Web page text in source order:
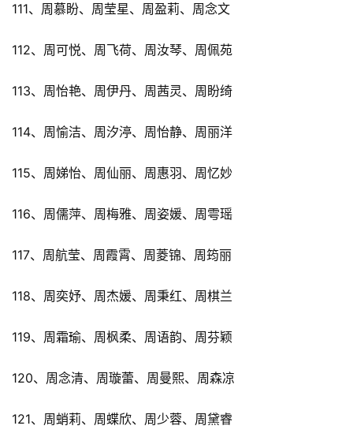
111、周慕盼、周莹星、周盈莉、周念文
112、周可悦、周飞荷、周汝琴、周佩苑
113、周怡艳、周伊丹、周茜灵、周盼绮
114、周愉洁、周汐渟、周怡静、周丽洋
115、周娣怡、周仙丽、周惠羽、周忆妙
116、周儒萍、周梅雅、周姿媛、周雩瑶
117、周航莹、周霞霄、周菱锦、周筠丽
118、周奕妤、周杰媛、周秉红、周棋兰
119、周霜瑜、周枫柔、周语韵、周芬颖
120、周念清、周璇蕾、周曼熙、周森凉
121、周蛸莉、周蝶欣、周少蓉、周黛睿